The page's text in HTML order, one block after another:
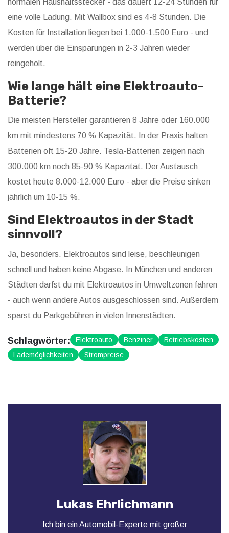
normalen Haushaltsstecker - das dauert 12-24 Stunden für
eine volle Ladung. Mit Wallbox sind es 4-8 Stunden. Die
Kosten für Installation liegen bei 1.000-1.500 Euro - und
werden über die Einsparungen in 2-3 Jahren wieder
reingeholt.
Wie lange hält eine Elektroauto-
Batterie?
Die meisten Hersteller garantieren 8 Jahre oder 160.000
km mit mindestens 70 % Kapazität. In der Praxis halten
Batterien oft 15-20 Jahre. Tesla-Batterien zeigen nach
300.000 km noch 85-90 % Kapazität. Der Austausch
kostet heute 8.000-12.000 Euro - aber die Preise sinken
jährlich um 10-15 %.
Sind Elektroautos in der Stadt
sinnvoll?
Ja, besonders. Elektroautos sind leise, beschleunigen
schnell und haben keine Abgase. In München und anderen
Städten darfst du mit Elektroautos in Umweltzonen fahren
- auch wenn andere Autos ausgeschlossen sind. Außerdem
sparst du Parkgebühren in vielen Innenstädten.
Schlagwörter: Elektroauto Benziner
Betriebskosten
Lademöglichkeiten
Strompreise
Lukas Ehrlichmann
Ich bin ein Automobil-Experte mit großer